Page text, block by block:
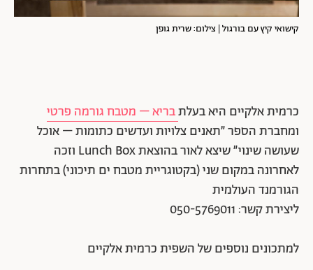
קישואי קיץ עם בורגול | צילום: שרית גופן
כרמית אלקיים היא בעלתבריא – מטבח גורמה פרטי
ומחברת הספר ״תאנים צלויות ועדשים כתומות – אוכל
שעושה שינוי״ שיצא לאור בהוצאת Lunch Box וזכה
לאחרונה במקום שני (בקטוגריית מטבח ים תיכוני) בתחרות
הגורמנד העולמית
ליצירת קשר: 050-5769011
למתכונים נוספים של השפית כרמית אלקיים